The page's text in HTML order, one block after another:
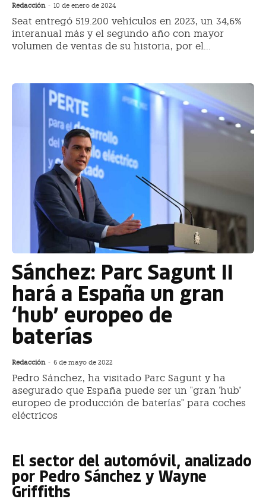
Redacción - 10 de enero de 2024
Seat entregó 519.200 vehículos en 2023, un 34,6%
interanual más y el segundo año con mayor
volumen de ventas de su historia, por el...
Sánchez: Parc Sagunt II
hará a España un gran
‘hub’ europeo de
baterías
Redacción - 6 de mayo de 2022
Pedro Sánchez, ha visitado Parc Sagunt y ha
asegurado que España puede ser un "gran 'hub'
europeo de producción de baterías" para coches
eléctricos
El sector del automóvil, analizado
por Pedro Sánchez y Wayne
Griffiths